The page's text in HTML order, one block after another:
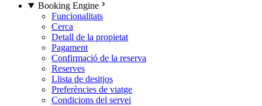
Booking Engine
Funcionalitats
Cerca
Detall de la propietat
Pagament
Confirmació de la reserva
Reserves
Llista de desitjos
Preferències de viatge
Condicions del servei